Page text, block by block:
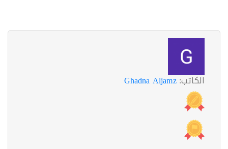
الكاتب:Ghadna Aljamz